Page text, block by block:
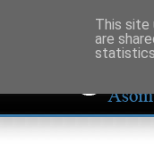
This site
are